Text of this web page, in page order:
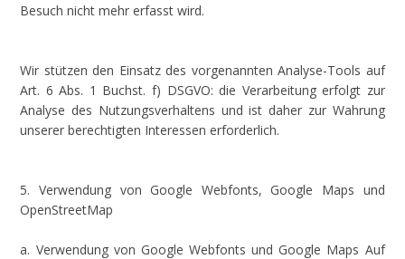
Besuch nicht mehr erfasst wird.
Wir stützen den Einsatz des vorgenannten Analyse-Tools auf
Art. 6 Abs. 1 Buchst. f) DSGVO: die Verarbeitung erfolgt zur
Analyse des Nutzungsverhaltens und ist daher zur Wahrung
unserer berechtigten Interessen erforderlich.
5. Verwendung von Google Webfonts, Google Maps und
OpenStreetMap
a. Verwendung von Google Webfonts und Google Maps Auf